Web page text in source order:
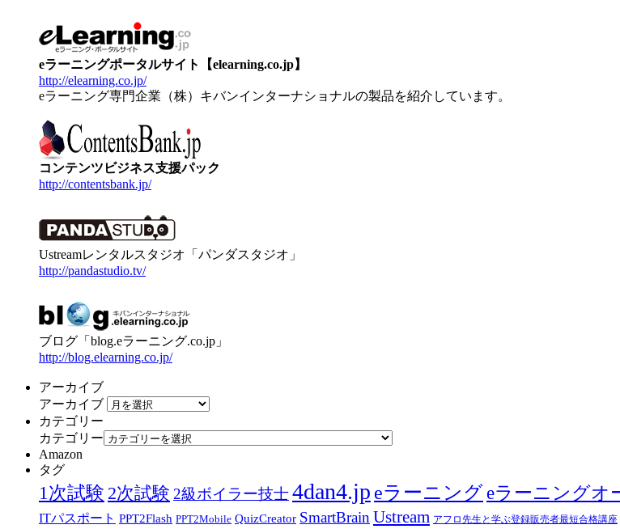
eラーニングポータルサイト【elearning.co.jp】
http://elearning.co.jp/
eラーニング専門企業（株）キバンインターナショナルの製品を紹介しています。
コンテンツビジネス支援パック
http://contentsbank.jp/
Ustreamレンタルスタジオ「パンダスタジオ」
http://pandastudio.tv/
ブログ「blog.eラーニング.co.jp」
http://blog.elearning.co.jp/
アーカイブ
アーカイブ
カテゴリー
カテゴリー
Amazon
タグ
1次試験 2次試験 2級ボイラー技士4dan4.jp eラーニング eラーニングオ
ITパスポート PPT2Flash PPT2Mobile QuizCreator SmartBrain Ustream アフロ先生と学ぶ登録販売者最短合格講座